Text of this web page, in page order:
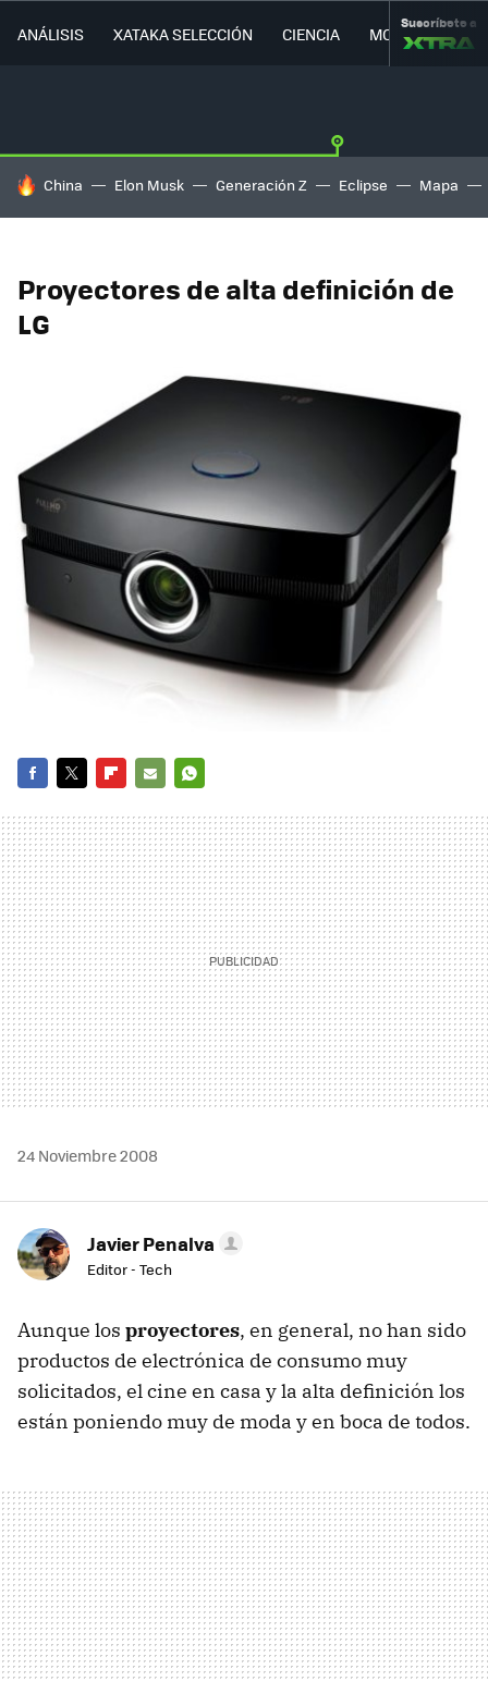
ANÁLISIS XATAKA SELECCIÓN CIENCIA MOVILIDAD
Suscríbete a
HOY SE HABLA DE
China Elon Musk Generación Z Eclipse Mapa
Proyectores de alta definición de
LG
MAIL
24 Noviembre 2008
Javier Penalva
Editor - Tech
Aunque los proyectores, en general, no han sido
productos de electrónica de consumo muy
solicitados, el cine en casa y la alta definición los
están poniendo muy de moda y en boca de todos.